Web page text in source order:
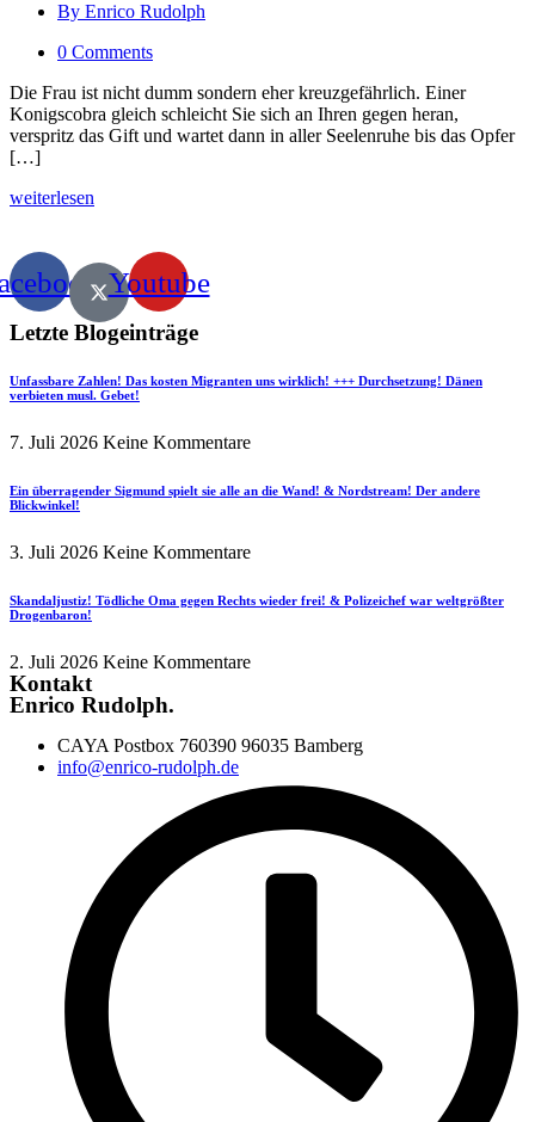
By Enrico Rudolph
0 Comments
Die Frau ist nicht dumm sondern eher kreuzgefährlich. Einer
Konigscobra gleich schleicht Sie sich an Ihren gegen heran,
verspritz das Gift und wartet dann in aller Seelenruhe bis das Opfer
[…]
weiterlesen
Youtube
Letzte Blogeinträge
Unfassbare Zahlen! Das kosten Migranten uns wirklich! +++ Durchsetzung! Dänen
verbieten musl. Gebet!
7. Juli 2026 Keine Kommentare
Ein überragender Sigmund spielt sie alle an die Wand! & Nordstream! Der andere
Blickwinkel!
3. Juli 2026 Keine Kommentare
Skandaljustiz! Tödliche Oma gegen Rechts wieder frei! & Polizeichef war weltgrößter
Drogenbaron!
2. Juli 2026 Keine Kommentare
Kontakt
Enrico Rudolph.
CAYA Postbox 760390 96035 Bamberg
info@enrico-rudolph.de